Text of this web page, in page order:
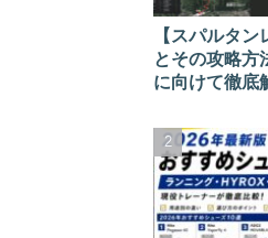
【スパルタ
とその攻略方
に向けて徹底